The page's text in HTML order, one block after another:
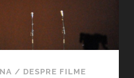
/ DESPRE FILME